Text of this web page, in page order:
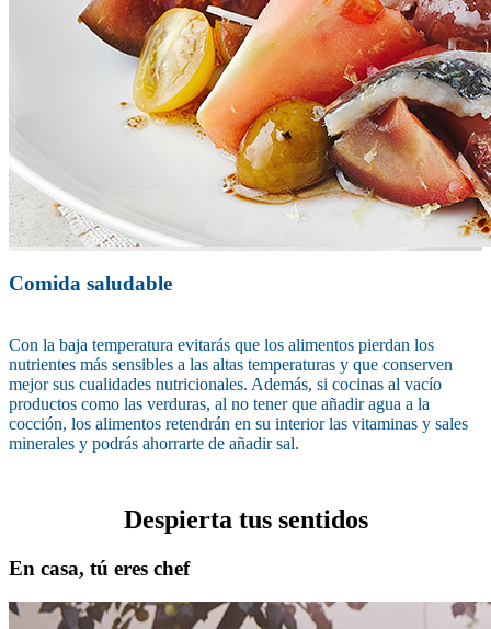
Comida saludable
Con la baja temperatura evitarás que los alimentos pierdan los
nutrientes más sensibles a las altas temperaturas y que conserven
mejor sus cualidades nutricionales. Además, si cocinas al vacío
productos como las verduras, al no tener que añadir agua a la
cocción, los alimentos retendrán en su interior las vitaminas y sales
minerales y podrás ahorrarte de añadir sal.
Despierta tus sentidos
En casa, tú eres chef